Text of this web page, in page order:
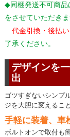
◆同梱発送不可商品
をさせていただきま
代金引換・後払
了承ください。
デザインを
出
ゴツすぎないシンプ
ジを大胆に変えるこ
手軽に装着、車
ボルトオンで取付も